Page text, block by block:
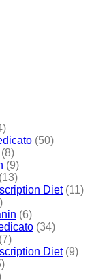
(50)
(8)
(9)
(13)
Diet (11)
(6)
(34)
(7)
Diet (9)